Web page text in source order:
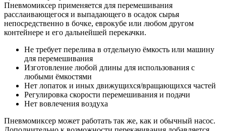
Пневмомиксер применяется для перемешивания
расслаивающегося и выпадающего в осадок сырья
непосредственно в бочке, еврокубе или любом другом
контейнере и его дальнейшей перекачки.
Не требует перелива в отдельную ёмкость или машину
для перемешивания
Изготовление любой длины для использования с
любыми ёмкостями
Нет лопаток и иных движущихся/вращающихся частей
Регулировка скорости перемешивания и подачи
Нет вовлечения воздуха
Пневмомиксер может работать так же, как и обычный насос.